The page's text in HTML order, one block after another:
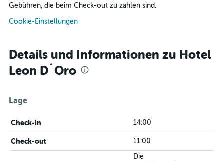
Gebühren, die beim Check-out zu zahlen sind.
Cookie-Einstellungen
Details und Informationen zu Hotel
Leon D´Oro
Lage
Check-in 14:00
Check-out 11:00
Die